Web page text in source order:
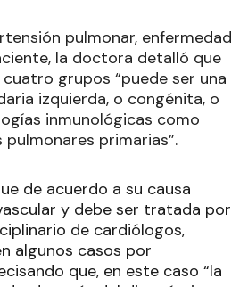
pulmonar, enfermedad
la doctora detalló que
grupos “puede ser una
izquierda, o congénita, o
inmunológicas como
primarias”.
de acuerdo a su causa
y debe ser tratada por
de cardiólogos,
algunos casos por
que, en este caso “la